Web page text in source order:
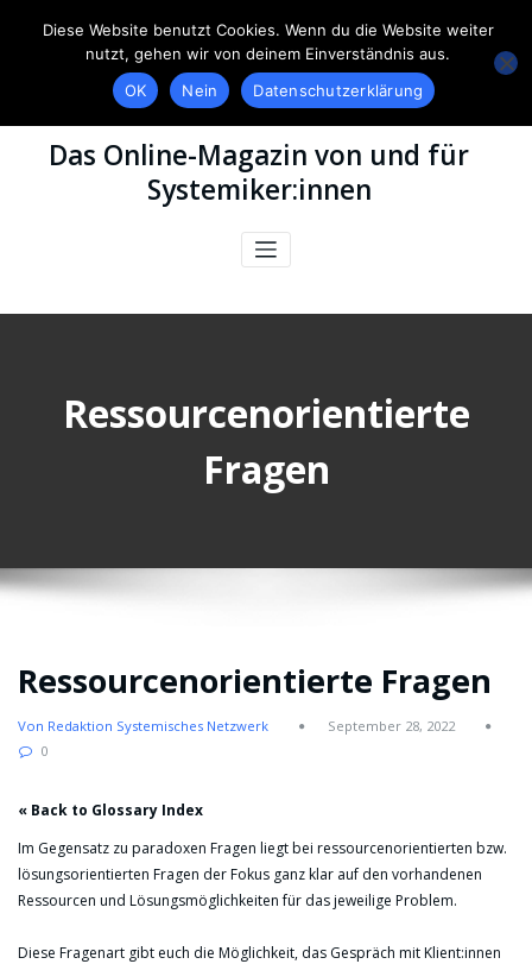
Das Online-Magazin von und für
Systemiker:innen
Ressourcenorientierte
Fragen
Ressourcenorientierte Fragen
Von Redaktion Systemisches Netzwerk
September 28, 2022
0
« Back to Glossary Index
Im Gegensatz zu paradoxen Fragen liegt bei ressourcenorientierten bzw.
lösungsorientierten Fragen der Fokus ganz klar auf den vorhandenen
Ressourcen und Lösungsmöglichkeiten für das jeweilige Problem.
Diese Fragenart gibt euch die Möglichkeit, das Gespräch mit Klient:innen
Diese Website benutzt Cookies. Wenn du die Website weiter
nutzt, gehen wir von deinem Einverständnis aus.
OK
Nein Datenschutzerklärung